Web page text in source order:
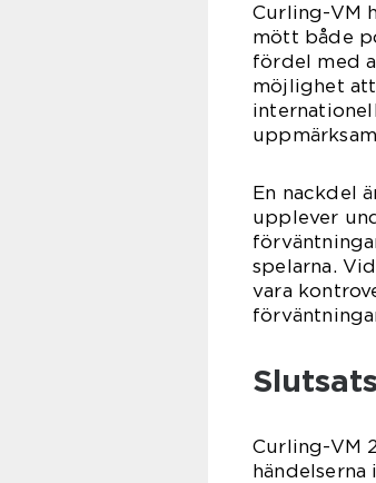
Curling-VM
mött både
fördel med
möjlighet
En nackdel
upplever
spelarna.
vara
Curling-VM